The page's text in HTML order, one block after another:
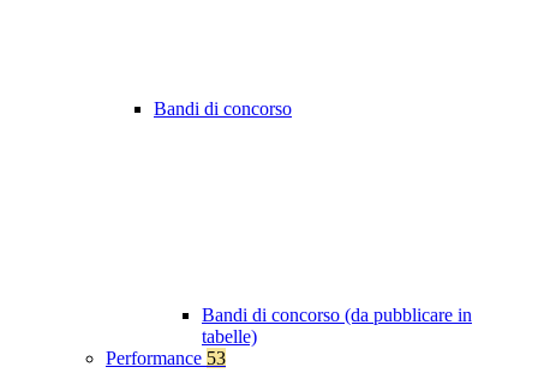
Bandi di concorso
Bandi di concorso (da pubblicare in
tabelle)
Performance 53